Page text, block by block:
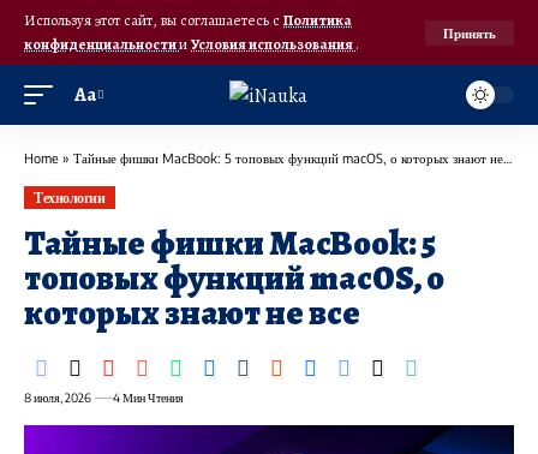
Используя этот сайт, вы соглашаетесь с Политика
конфиденциальностииУсловия использования.
Принять
Аа
Home » Тайные фишки MacBook: 5 топовых функций macOS, о которых знают не все
Технологии
Тайные фишки MacBook: 5
топовых функций macOS, о
которых знают не все
8 июля, 2026 4 Мин Чтения